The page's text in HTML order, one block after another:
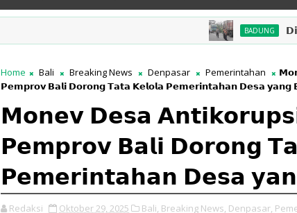
BADUNG 𝗗𝗶𝘀𝗵𝘂𝗯
Home Bali Breaking News Denpasar Pemerintahan
𝗣𝗲𝗺𝗽𝗿𝗼𝘃 𝗕𝗮𝗹𝗶 𝗗𝗼𝗿𝗼𝗻𝗴 𝗧𝗮𝘁𝗮 𝗞𝗲𝗹𝗼𝗹𝗮 𝗣𝗲𝗺𝗲𝗿𝗶𝗻𝘁𝗮𝗵𝗮𝗻 𝗗𝗲𝘀𝗮 𝘆𝗮𝗻𝗴
𝗠𝗼𝗻𝗲𝘃 𝗗𝗲𝘀𝗮
𝗣𝗲𝗺𝗽𝗿𝗼𝘃 𝗕𝗮𝗹𝗶 𝗗𝗼𝗿𝗼𝗻𝗴
𝗣𝗲𝗺𝗲𝗿𝗶𝗻𝘁𝗮𝗵𝗮𝗻 𝗗𝗲𝘀𝗮
Redaksi Oktober 29, 2025 Bali, Breaking News, Denpasar,